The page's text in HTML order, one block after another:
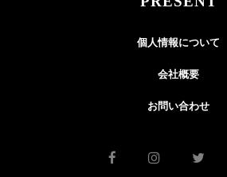
個人情報について
会社概要
お問い合わせ